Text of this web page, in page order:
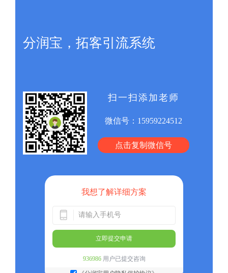
分润宝，拓客引流系统
扫一扫添加老师
微信号： 15959224512
点击复制微信号
我想了解详细方案
立即提交申请
936986用户已提交咨询